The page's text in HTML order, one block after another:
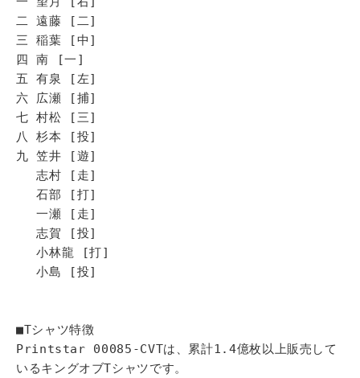
二 遠藤 [二]
三 稲葉 [中]
四 南 [一]
五 有泉 [左]
六 広瀬 [捕]
七 村松 [三]
八 杉本 [投]
九 笠井 [遊]
志村 [走]
石部 [打]
一瀬 [走]
志賀 [投]
小林龍 [打]
小島 [投]
■Tシャツ特徴
Printstar 00085-CVTは、累計1.4億枚以上販売して
いるキングオブTシャツです。